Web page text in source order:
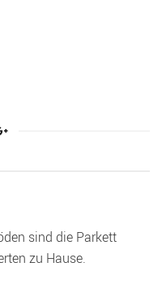
sind die Parkett
zu Hause.